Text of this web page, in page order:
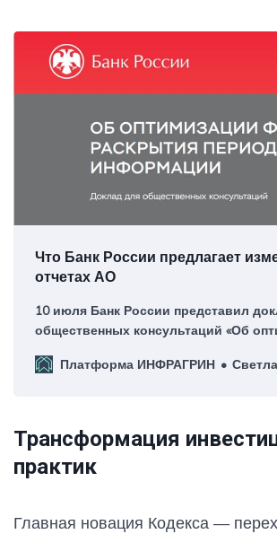
Что Банк России предлагает
отчетах АО
10 июля Банк России представил
общественных консультаций «Об
Платформа ИНФРАГРИН
Трансформация
практик
Главная новация Кодекса —